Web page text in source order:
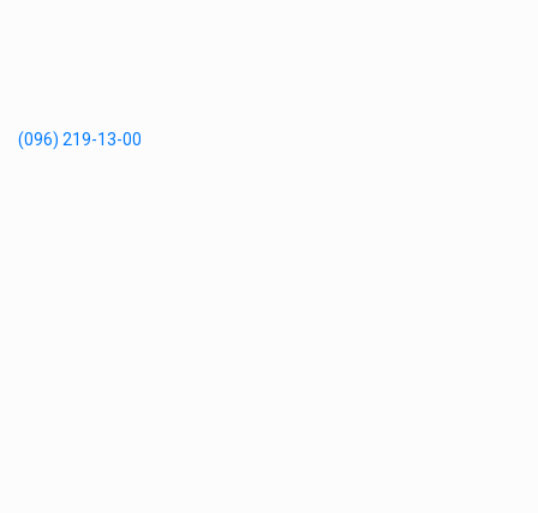
(096) 219-13-00